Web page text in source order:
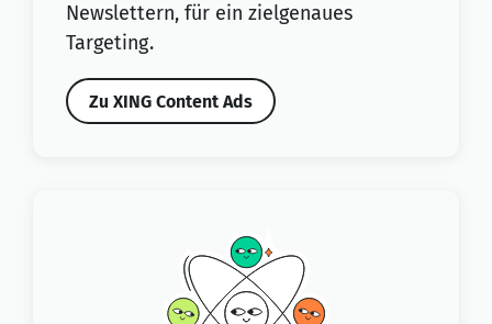
Newslettern, für ein zielgenaues
Targeting.
Zu XING Content Ads